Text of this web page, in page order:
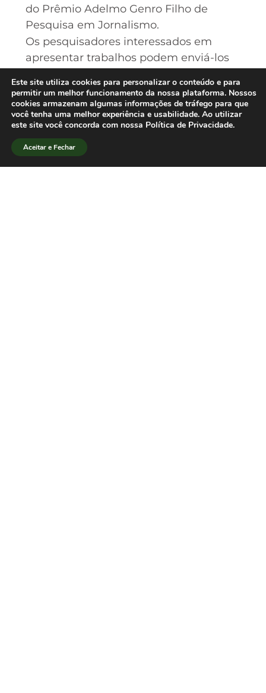
do Prêmio Adelmo Genro Filho de
Pesquisa em Jornalismo.
Os pesquisadores interessados em
apresentar trabalhos podem enviá-los
completa e as regras para submissão
estão disponíveisneste link.A
programação na íntegra e informações
sobre a inscrição podem ser
encontradas na
Este site utiliza cookies para personalizar o conteúdo e para
permitir um melhor funcionamento da nossa plataforma. Nossos
cookies armazenam algumas informações de tráfego para que
você tenha uma melhor experiência e usabilidade. Ao utilizar
este site você concorda com nossa Política de Privacidade.
Aceitar e Fechar